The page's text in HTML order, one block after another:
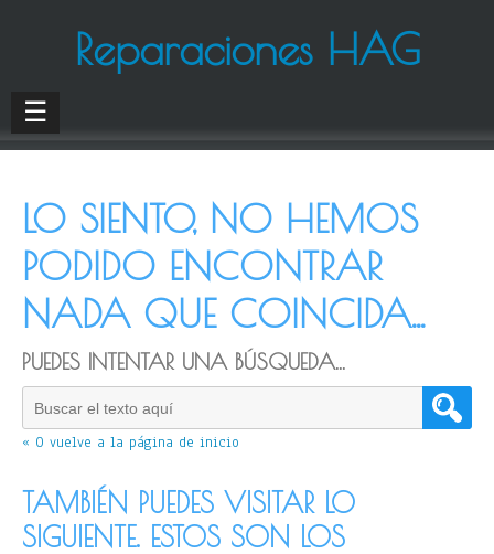
Reparaciones HAG
☰
LO SIENTO, NO HEMOS
PODIDO ENCONTRAR
NADA QUE COINCIDA...
PUEDES INTENTAR UNA BÚSQUEDA...
« O vuelve a la página de inicio
TAMBIÉN PUEDES VISITAR LO
SIGUIENTE. ESTOS SON LOS